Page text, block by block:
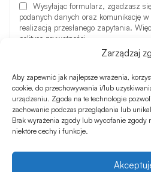
Zarządzaj
Aby zapewnić jak najlepsze wrażenia,
cookie, do przechowywania i/lub
urządzeniu. Zgoda na te technologie
zachowanie podczas przeglądania lub
Brak wyrażenia zgody lub wycofanie zgody
niektóre cechy i funkcje.
Wysyłając formularz, zgadzasz
podanych danych oraz komunikację
realizacją przesłanego zapytania.
polityce prywatności.